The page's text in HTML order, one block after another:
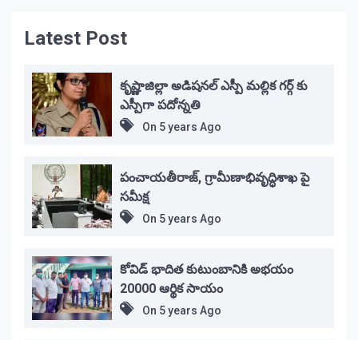
Latest Post
కృష్ణాజిల్లా అడిషనల్ ఎస్పీ మల్లిక గర్గ్ కు
ఎస్పీగా పదోన్నతి
On 5 years Ago
పంచాయతీరాజ్, గ్రామీణాభివృద్ధిశాఖ పై
సమీక్ష
On 5 years Ago
కోవిడ్ భాదిత కుటుంబానికి అభయం
20000 ఆర్థిక సాయం
On 5 years Ago